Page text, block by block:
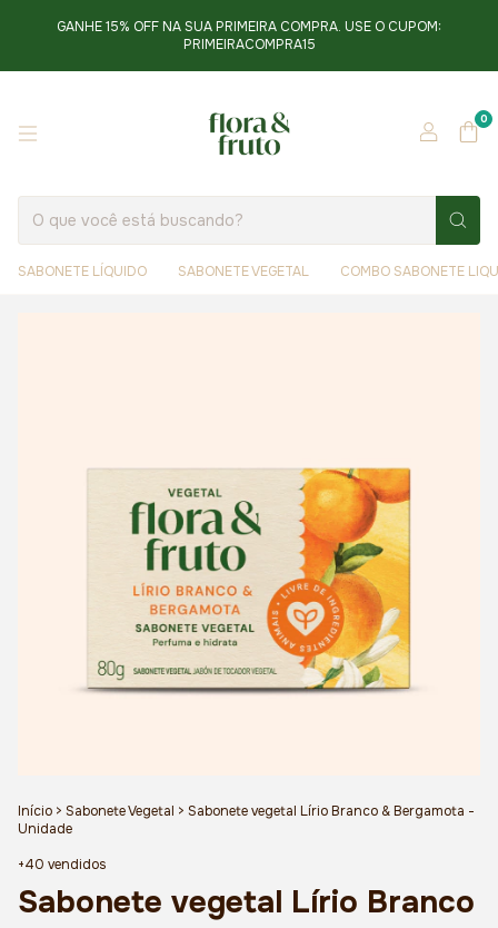
GANHE 15% OFF NA SUA PRIMEIRA COMPRA. USE O CUPOM:
PRIMEIRACOMPRA15
0
SABONETE LÍQUIDO SABONETE VEGETAL COMBO SABONETE
Início > Sabonete Vegetal > Sabonete vegetal Lírio Branco & Bergamota -
Unidade
+40 vendidos
Sabonete vegetal Lírio Branco